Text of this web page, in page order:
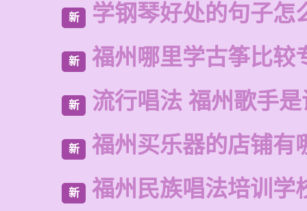
新 学钢琴好处的句子怎
新 福州哪里学古筝比较
新 流行唱法 福州歌手
新 福州买乐器的店铺有
新 福州民族唱法培训学